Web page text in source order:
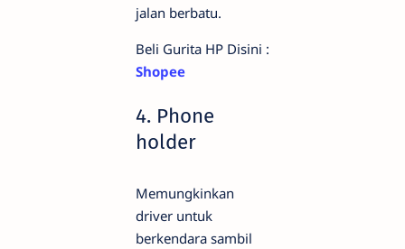
jalan berbatu.
Beli Gurita HP Disini :
Shopee
4. Phone
holder
Memungkinkan
driver untuk
berkendara sambil